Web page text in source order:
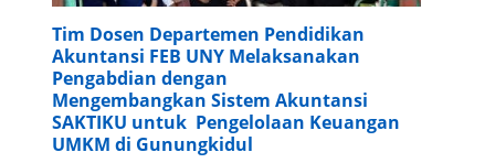
Tim Dosen Departemen Pendidikan
Akuntansi FEB UNY Melaksanakan
Pengabdian dengan
Mengembangkan Sistem Akuntansi
SAKTIKU untuk Pengelolaan Keuangan
UMKM di Gunungkidul